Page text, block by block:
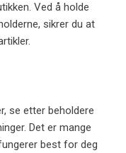
Ved å holde
sikrer du at
se etter beholdere
Det er mange
best for deg